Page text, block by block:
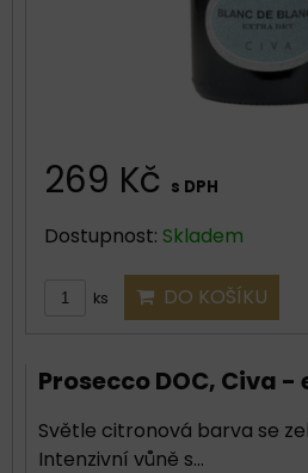
269 Kč s DPH
Dostupnost: Skladem
ks DO KOŠÍKU
Prosecco DOC, Civa
Světle citronová barva se
Intenzivní vůně s...